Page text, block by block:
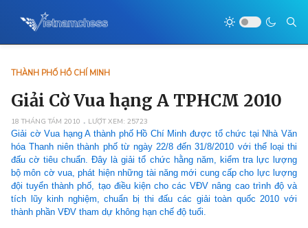
THÀNH PHỐ HỒ CHÍ MINH
Giải Cờ Vua hạng A TPHCM 2010
18 THÁNG TÁM 2010 LƯỢT XEM: 25723
Giải cờ Vua hạng A thành phố Hồ Chí Minh được tổ chức tại Nhà Văn
hóa Thanh niên thành phố từ ngày 22/8 đến 31/8/2010 với thể loại thi
đấu cờ tiêu chuẩn. Đây là giải tổ chức hằng năm, kiểm tra lực lượng
bộ môn cờ vua, phát hiện những tài năng mới cung cấp cho lực lượng
đội tuyển thành phố, tạo điều kiện cho các VĐV nâng cao trình độ và
tích lũy kinh nghiệm, chuẩn bị thi đấu các giải toàn quốc 2010 với
thành phần VĐV tham dự không hạn chế độ tuổi.